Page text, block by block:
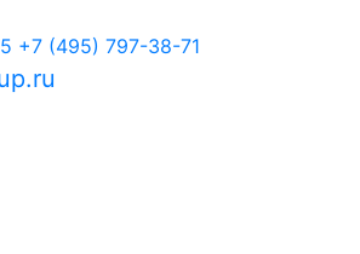
+7 (495) 797-38-71